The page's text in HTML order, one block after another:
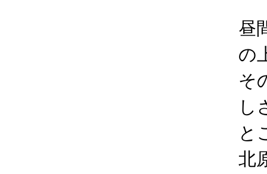
昼
の
そ
し
と
北